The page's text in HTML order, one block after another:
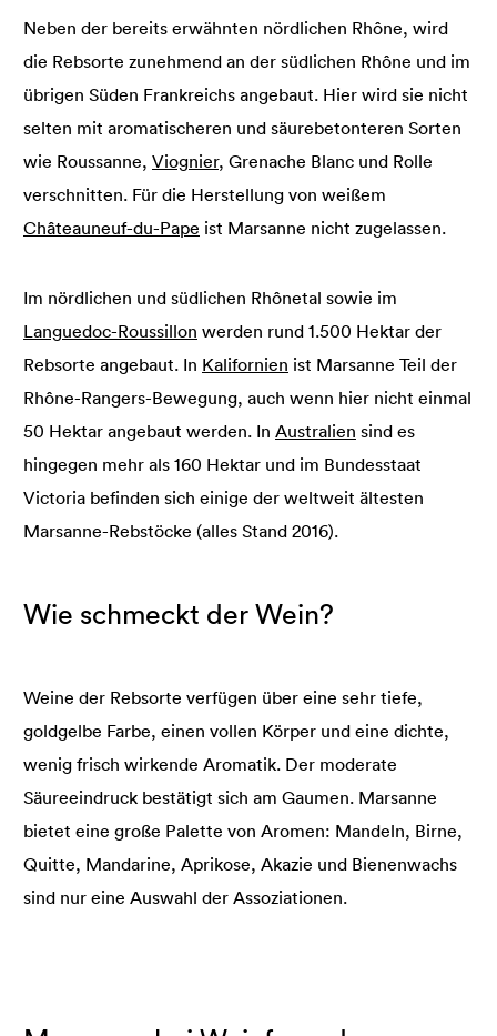
Neben der bereits erwähnten nördlichen Rhône, wird
die Rebsorte zunehmend an der südlichen Rhône und im
übrigen Süden Frankreichs angebaut. Hier wird sie nicht
selten mit aromatischeren und säurebetonteren Sorten
wie Roussanne, Viognier, Grenache Blanc und Rolle
verschnitten. Für die Herstellung von weißem
Châteauneuf-du-Pape ist Marsanne nicht zugelassen.
Im nördlichen und südlichen Rhônetal sowie im
Languedoc-Roussillon werden rund 1.500 Hektar der
Rebsorte angebaut. In Kalifornien ist Marsanne Teil der
Rhône-Rangers-Bewegung, auch wenn hier nicht einmal
50 Hektar angebaut werden. In Australien sind es
hingegen mehr als 160 Hektar und im Bundesstaat
Victoria befinden sich einige der weltweit ältesten
Marsanne-Rebstöcke (alles Stand 2016).
Wie schmeckt der Wein?
Weine der Rebsorte verfügen über eine sehr tiefe,
goldgelbe Farbe, einen vollen Körper und eine dichte,
wenig frisch wirkende Aromatik. Der moderate
Säureeindruck bestätigt sich am Gaumen. Marsanne
bietet eine große Palette von Aromen: Mandeln, Birne,
Quitte, Mandarine, Aprikose, Akazie und Bienenwachs
sind nur eine Auswahl der Assoziationen.